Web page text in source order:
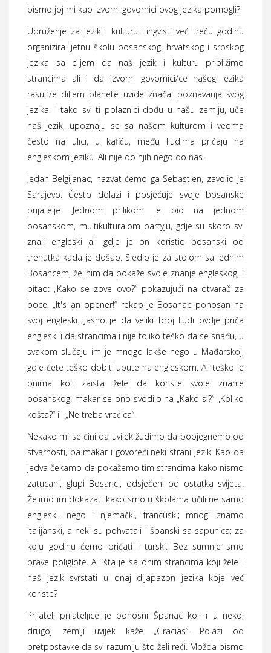
bismo joj mi kao izvorni govornici ovog jezika pomogli?
Udruženje za jezik i kulturu Lingvisti već treću godinu
organizira ljetnu školu bosanskog, hrvatskog i srpskog
jezika sa ciljem da naš jezik i kulturu približimo
strancima ali i da izvorni govornici/ce našeg jezika
rasuti/e diljem planete uvide značaj poznavanja svog
jezika. I tako svi ti polaznici dođu u našu zemlju, uče
naš jezik, upoznaju se sa našom kulturom i veoma
često na ulici, u kafiću, među ljudima pričaju na
engleskom jeziku. Ali nije do njih nego do nas.
Jedan Belgijanac, nazvat ćemo ga Sebastien, zavolio je
Sarajevo. Često dolazi i posjećuje svoje bosanske
prijatelje. Jednom prilikom je bio na jednom
bosanskom, multikulturalom partyju, gdje su skoro svi
znali engleski ali gdje je on koristio bosanski od
trenutka kada je došao. Sjedio je za stolom sa jednim
Bosancem, željnim da pokaže svoje znanje engleskog, i
pitao: „Kako se zove ovo?“ pokazujući na otvarač za
boce. „It's an opener!“ rekao je Bosanac ponosan na
svoj engleski. Jasno je da veliki broj ljudi ovdje priča
engleski i da strancima i nije toliko teško da se snađu, u
svakom slučaju im je mnogo lakše nego u Mađarskoj,
gdje ćete teško dobiti upute na engleskom. Ali teško je
onima koji zaista žele da koriste svoje znanje
bosanskog, makar se ono svodilo na „Kako si?“ „Koliko
košta?“ ili „Ne treba vrećica“.
Nekako mi se čini da uvijek žudimo da pobjegnemo od
stvarnosti, pa makar i govoreći neki strani jezik. Kao da
jedva čekamo da pokažemo tim strancima kako nismo
zatucani, glupi Bosanci, odsječeni od ostatka svijeta.
Želimo im dokazati kako smo u školama učili ne samo
engleski, nego i njemački, francuski; mnogi znamo
italijanski, a neki su pohvatali i španski sa sapunica; za
koju godinu ćemo pričati i turski. Bez sumnje smo
prave poliglote. Ali šta je sa onim strancima koji žele i
naš jezik svrstati u onaj dijapazon jezika koje već
koriste?
Prijatelj prijateljice je ponosni Španac koji i u nekoj
drugoj zemlji uvijek kaže „Gracias“. Polazi od
pretpostavke da svi razumiju što želi reći. Možda bismo